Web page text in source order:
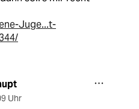
Juge...t-
Uhr